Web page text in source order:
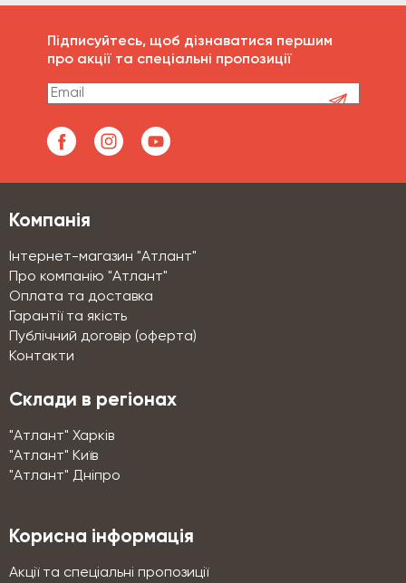
Підписуйтесь, щоб дізнаватися першим
про акції та спеціальні пропозиції
Компанія
Інтернет-магазин "Атлант"
Про компанію "Атлант"
Оплата та доставка
Гарантії та якість
Публічний договір (оферта)
Контакти
Склади в регіонах
"Атлант" Харків
"Атлант" Київ
"Атлант" Дніпро
Корисна інформація
Акції та спеціальні пропозиції